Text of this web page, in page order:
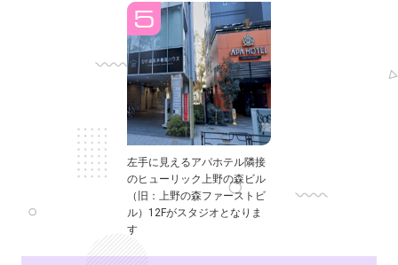
左手に見えるアパホテル隣接
のヒューリック上野の森ビル
（旧：上野の森ファーストビ
ル）12Fがスタジオとなりま
す